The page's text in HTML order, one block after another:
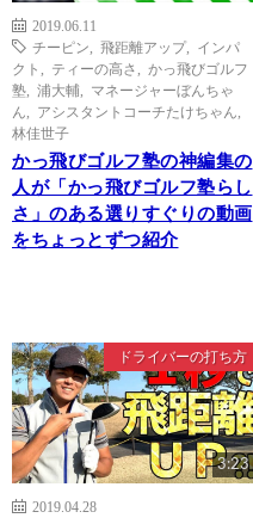
2019.06.11
チーピン
飛距離アップ, インパ
クト
ティーの高さ
かっ飛びゴルフ
塾
浦大輔
マネージャーぼんちゃ
ん
アシスタントコーチたけちゃん
林佳世子
かっ飛びゴルフ塾の神編集の
人が「かっ飛びゴルフ塾らし
さ」のある選りすぐりの動画
をちょっとずつ紹介
ドライバーの打ち方
3:23
2019.04.28